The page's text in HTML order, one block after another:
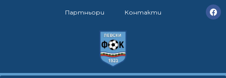
Партньори Контакти